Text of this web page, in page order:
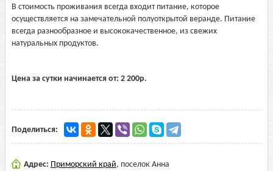
В стоимость проживания всегда входит питание, которое
осуществляется на замечательной полуоткрытой веранде. Питание
всегда разнообразное и высококачественное, из свежих
натуральных продуктов.
Цена за сутки начинается от: 2 200р.
Поделиться:
Адрес: Приморский край, поселок Анна